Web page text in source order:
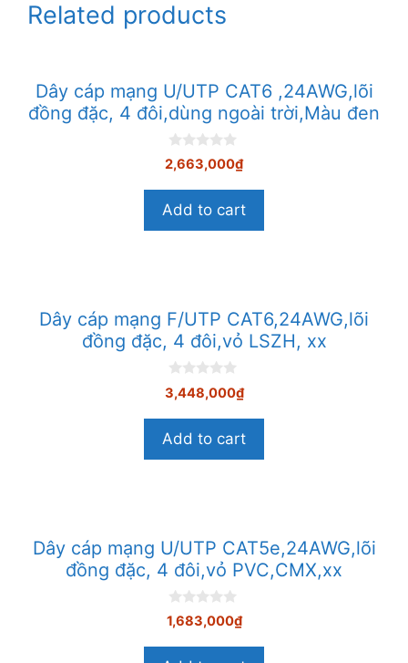
Related products
Dây cáp mạng U/UTP CAT6 ,24AWG,lõi
đồng đặc, 4 đôi,dùng ngoài trời,Màu đen
0
n
à
5
2,663,000₫
Add to cart
Dây cáp mạng F/UTP CAT6,24AWG,lõi
đồng đặc, 4 đôi,vỏ LSZH, xx
0
n
à
5
3,448,000₫
Add to cart
Dây cáp mạng U/UTP CAT5e,24AWG,lõi
đồng đặc, 4 đôi,vỏ PVC,CMX,xx
0
n
1,683,000₫